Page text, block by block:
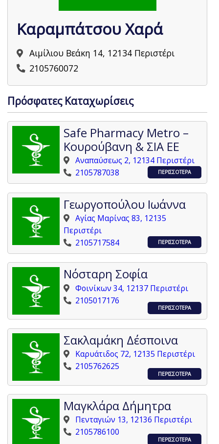
Καραμπάτσου Χαρά
Αιμίλιου Βεάκη 14, 12134 Περιστέρι
2105760072
Πρόσφατες Καταχωρίσεις
Safe Pharmacy Metro –
Κουρούβανη & ΣΙΑ ΕΕ
Αναπαύσεως 2, 12134 Περιστέρι
2105787038
ΠΕΡΙΣΣΟΤΕΡΑ
Γεωργοπούλου Ιωάννα
Αγίας Μαρίνας 83, 12135
Περιστέρι
2105717584
ΠΕΡΙΣΣΟΤΕΡΑ
Νόσταρη Σοφία
Φοινίκων 34, 12137 Περιστέρι
2105017176
ΠΕΡΙΣΣΟΤΕΡΑ
Σακλαμάκη Δέσποινα
Καρυάτιδος 72, 12135 Περιστέρι
2105762625
ΠΕΡΙΣΣΟΤΕΡΑ
Μαγκλάρα Δήμητρα
Πενταγιών 13, 12136 Περιστέρι
2105786100
ΠΕΡΙΣΣΟΤΕΡΑ